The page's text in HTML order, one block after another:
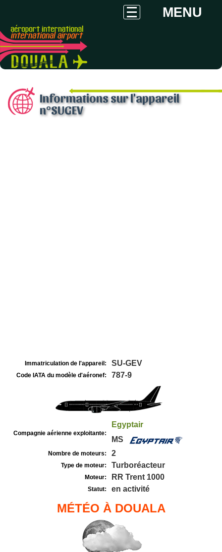
MENU
Informations sur l'appareil
n°SUGEV
Immatriculation de l'appareil: SU-GEV
Code IATA du modèle d'aéronef: 787-9
Compagnie aérienne exploitante:
Egyptair
MS
Nombre de moteurs: 2
Type de moteur: Turboréacteur
Moteur: RR Trent 1000
Statut: en activité
MÉTÉO À DOUALA